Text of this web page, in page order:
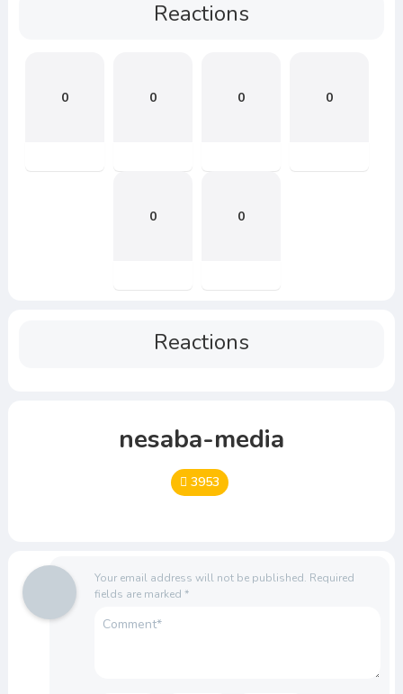
Reactions
0 0 0 0
0 0
Reactions
nesaba-media
3953
Your email address will not be published. Required
fields are marked *